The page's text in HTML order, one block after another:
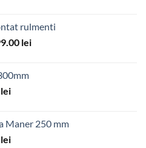
lei.
989.00 lei.
rulmenti
lei.
leiPrețul
leiPrețul
65.00 lei.
Maner 250 mm
leiPrețul